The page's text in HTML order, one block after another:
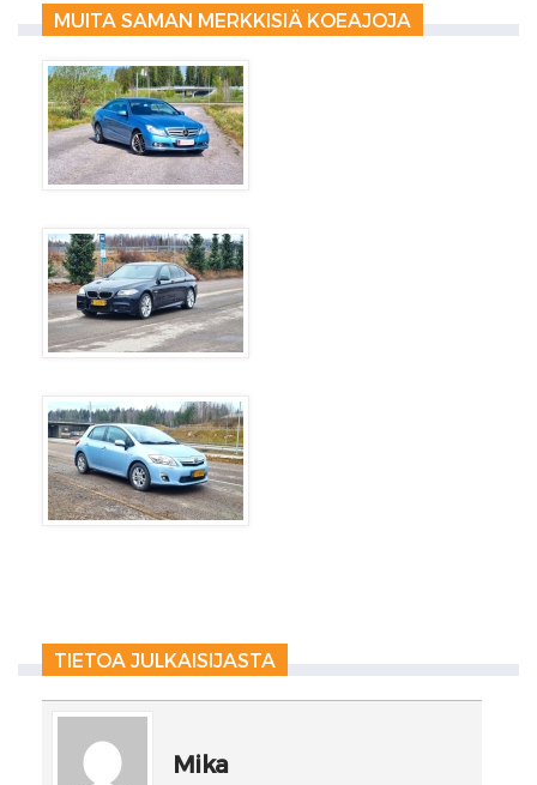
MUITA SAMAN MERKKISIÄ KOEAJOJA
TIETOA JULKAISIJASTA
Mika